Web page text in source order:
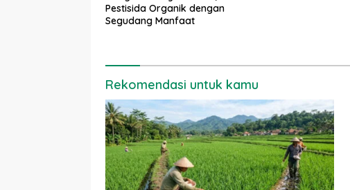
Pestisida Organik dengan
Segudang Manfaat
Rekomendasi untuk kamu